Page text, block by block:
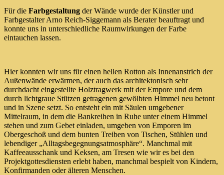
Für die Farbgestaltung der Wände wurde der Künstler und
Farbgestalter Arno Reich-Siggemann als Berater beauftragt und
konnte uns in unterschiedliche Raumwirkungen der Farbe
eintauchen lassen.
Hier konnten wir uns für einen hellen Rotton als Innenanstrich der
Außenwände erwärmen, der auch das architektonisch sehr
durchdacht eingestellte Holztragwerk mit der Empore und dem
durch lichtgraue Stützen getragenen gewölbten Himmel neu betont
und in Szene setzt. So entsteht ein mit Säulen umgebener
Mittelraum, in dem die Bankreihen in Ruhe unter einem Himmel
stehen und zum Gebet einladen, umgeben von Emporen im
Obergeschoß und dem bunten Treiben von Tischen, Stühlen und
lebendiger „Alltagsbegegnungsatmosphäre“. Manchmal mit
Kaffeeausschank und Keksen, am Tresen wie wir es bei den
Projektgottesdiensten erlebt haben, manchmal bespielt von Kindern,
Konfirmanden oder älteren Menschen.